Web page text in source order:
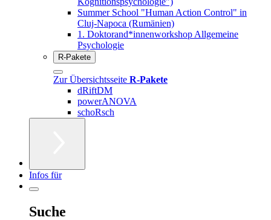
Summer School "Human Action Control" in
Cluj-Napoca (Rumänien)
1. Doktorand*innenworkshop Allgemeine
Psychologie
R-Pakete
Zur Übersichtsseite R-Pakete
dRiftDM
powerANOVA
schoRsch
Infos für
Suche